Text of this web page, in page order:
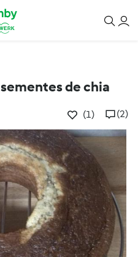
de chia
(1) (2)